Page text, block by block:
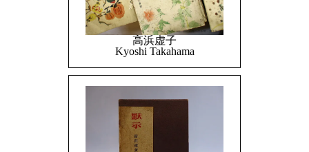
高浜虚子
Kyoshi Takahama